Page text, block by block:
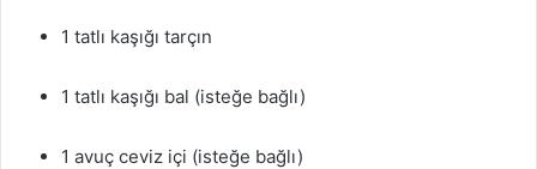
1 tatlı kaşığı tarçın
1 tatlı kaşığı bal (isteğe bağlı)
1 avuç ceviz içi (isteğe bağlı)